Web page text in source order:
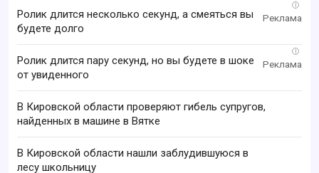
i
Ролик длится несколько секунд, а смеяться вы
будете долго
i
Ролик длится пару секунд, но вы будете в шоке
от увиденного
В Кировской области проверяют гибель супругов,
найденных в машине в Вятке
В Кировской области нашли заблудившуюся в
лесу школьницу